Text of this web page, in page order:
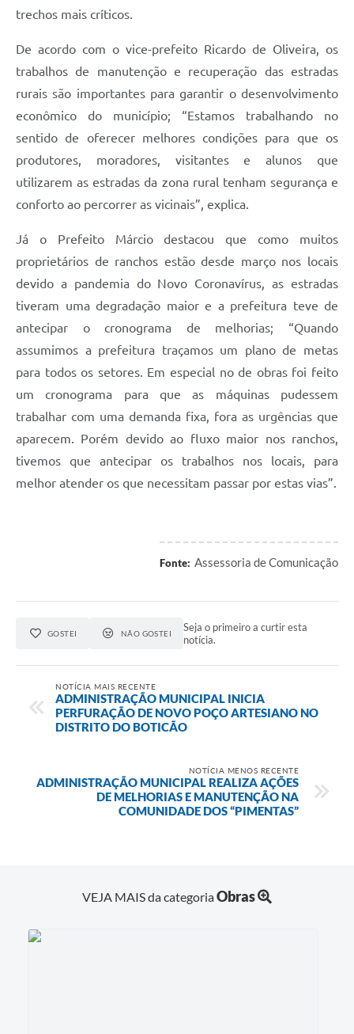
trechos mais críticos.
De acordo com o vice-prefeito Ricardo de Oliveira, os
trabalhos de manutenção e recuperação das estradas
rurais são importantes para garantir o desenvolvimento
econômico do município; “Estamos trabalhando no
sentido de oferecer melhores condições para que os
produtores, moradores, visitantes e alunos que
utilizarem as estradas da zona rural tenham segurança e
conforto ao percorrer as vicinais”, explica.
Já o Prefeito Márcio destacou que como muitos
proprietários de ranchos estão desde março nos locais
devido a pandemia do Novo Coronavírus, as estradas
tiveram uma degradação maior e a prefeitura teve de
antecipar o cronograma de melhorias; “Quando
assumimos a prefeitura traçamos um plano de metas
para todos os setores. Em especial no de obras foi feito
um cronograma para que as máquinas pudessem
trabalhar com uma demanda fixa, fora as urgências que
aparecem. Porém devido ao fluxo maior nos ranchos,
tivemos que antecipar os trabalhos nos locais, para
melhor atender os que necessitam passar por estas vias”.
Fonte: Assessoria de Comunicação
GOSTEI NÃO GOSTEI
Seja o primeiro a curtir esta
notícia.
NOTÍCIA MAIS RECENTE
ADMINISTRAÇÃO MUNICIPAL INICIA
PERFURAÇÃO DE NOVO POÇO ARTESIANO NO
DISTRITO DO BOTICÃO
NOTÍCIA MENOS RECENTE
ADMINISTRAÇÃO MUNICIPAL REALIZA AÇÕES
DE MELHORIAS E MANUTENÇÃO NA
COMUNIDADE DOS “PIMENTAS”
VEJA MAIS da categoriaObras